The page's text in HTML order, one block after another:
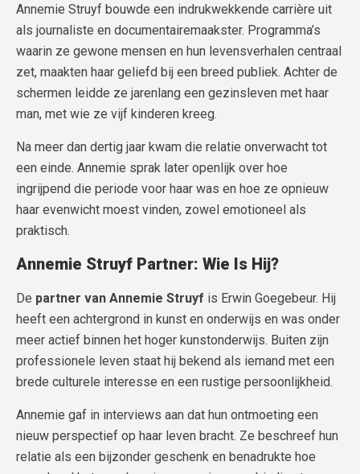
Annemie Struyf bouwde een indrukwekkende carrière uit
als journaliste en documentairemaakster. Programma’s
waarin ze gewone mensen en hun levensverhalen centraal
zet, maakten haar geliefd bij een breed publiek. Achter de
schermen leidde ze jarenlang een gezinsleven met haar
man, met wie ze vijf kinderen kreeg.
Na meer dan dertig jaar kwam die relatie onverwacht tot
een einde. Annemie sprak later openlijk over hoe
ingrijpend die periode voor haar was en hoe ze opnieuw
haar evenwicht moest vinden, zowel emotioneel als
praktisch.
Annemie Struyf Partner: Wie Is Hij?
De partner van Annemie Struyf is Erwin Goegebeur. Hij
heeft een achtergrond in kunst en onderwijs en was onder
meer actief binnen het hoger kunstonderwijs. Buiten zijn
professionele leven staat hij bekend als iemand met een
brede culturele interesse en een rustige persoonlijkheid.
Annemie gaf in interviews aan dat hun ontmoeting een
nieuw perspectief op haar leven bracht. Ze beschreef hun
relatie als een bijzonder geschenk en benadrukte hoe